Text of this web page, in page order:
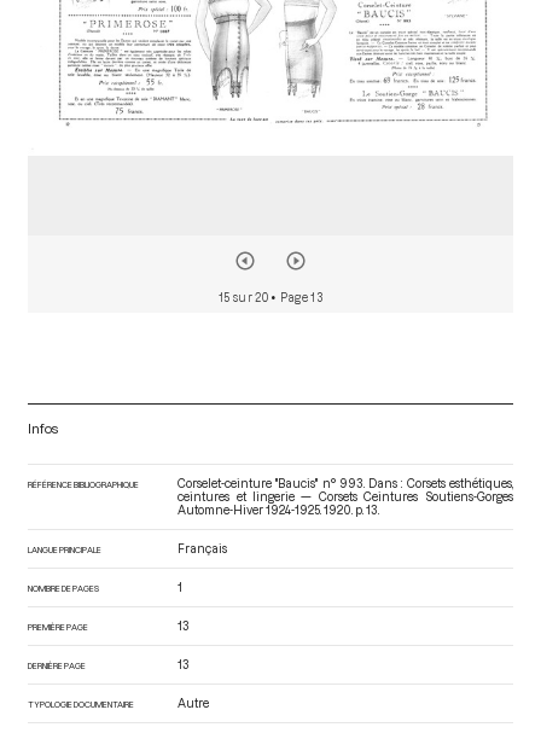
15 sur 20• Page 13
Infos
RÉFÉRENCE BIBLIOGRAPHIQUE
Corselet-ceinture "Baucis" n° 993. Dans : Corsets esthétiques,
ceintures et lingerie — Corsets Ceintures Soutiens-Gorges
Automne-Hiver 1924-1925 . 1920. p. 13.
LANGUE PRINCIPALE Français
NOMBRE DE PAGES 1
PREMIÈRE PAGE 13
DERNIÈRE PAGE 13
TYPOLOGIE DOCUMENTAIRE Autre